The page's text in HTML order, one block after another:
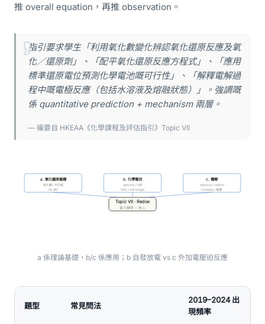
推 overall equation，再推 observation。
指引要求學生「利用氧化數變化辨認氧化還原反應及氧
化／還原劑」、「配平氧化還原反應方程式」、「應用
標準還原電位預測化學電池嘅可行性」、「解釋電解過
程中嘅電極反應（包括水溶液及熔融狀態）」。強調嘅
係 quantitative prediction + mechanism 兩層。
— 撮要自 HKEAA《化學課程及評估指引》Topic VII
Topic VII · Redox
電子轉移 = 核心
a. 氧化還原基礎
氧化數 / 半方程
OIL RIG
b. 化學電池
galvanic / SRP
EMF / salt bridge
c. 電解
aqueous / molten
Faraday / 電鍍
a 係理論基礎，b/c 係應用；b 自發放電 vs c 外加電壓迫反應
題型 常見問法
2019–2024 出
現頻率